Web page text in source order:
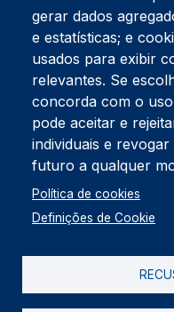
Endereço Postal
Apartado 42
Rua Gil Eanes 31
3834-908 Gafanha da
Estúdios
Rua Prior Guerra
Edifício do Centro
3830-556 Gafanha da
Rodapé
Cookies
Política de
gerar dados
e estatísticas; e
usados para exibir
relevantes. Se
concorda com o
pode aceitar e
individuais e
futuro a qualquer
Política de cookies
Definições de Cookie